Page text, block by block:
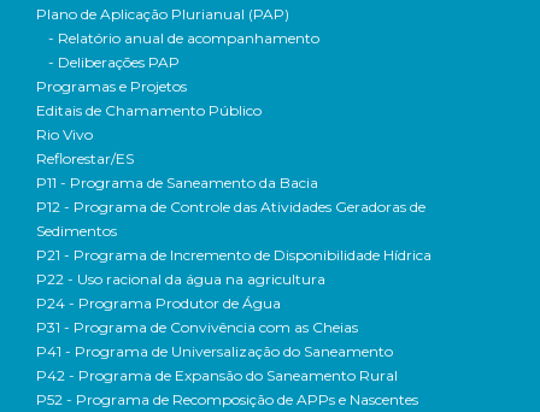
Plano de Aplicação Plurianual (PAP)
- Relatório anual de acompanhamento
- Deliberações PAP
Programas e Projetos
Editais de Chamamento Público
Rio Vivo
Reflorestar/ES
P11 - Programa de Saneamento da Bacia
P12 - Programa de Controle das Atividades Geradoras de
Sedimentos
P21 - Programa de Incremento de Disponibilidade Hídrica
P22 - Uso racional da água na agricultura
P24 - Programa Produtor de Água
P31 - Programa de Convivência com as Cheias
P41 - Programa de Universalização do Saneamento
P42 - Programa de Expansão do Saneamento Rural
P52 - Programa de Recomposição de APPs e Nascentes